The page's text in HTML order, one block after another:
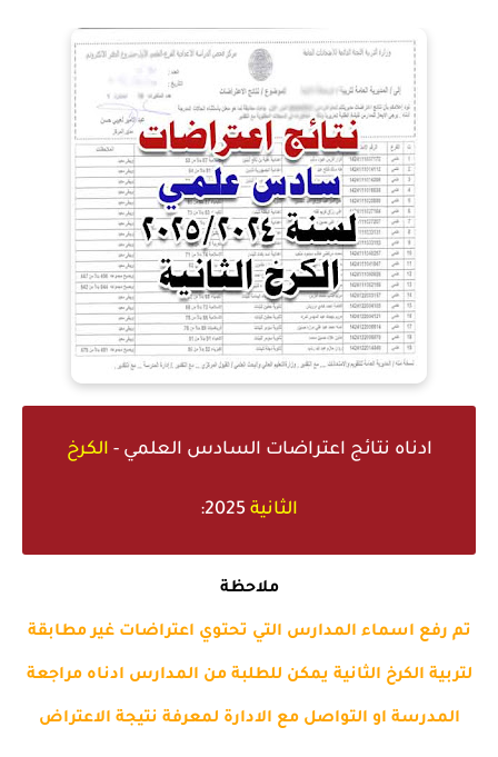
ادناه نتائج اعتراضات السادس العلمي - الكرخ
الثانية
ملاحظة
تم رفع اسماء المدارس التي تحتوي اعتراضات غير مطابقة
لتربية الكرخ الثانية يمكن للطلبة من المدارس ادناه مراجعة
المدرسة او التواصل مع الادارة لمعرفة نتيجة الاعتراض